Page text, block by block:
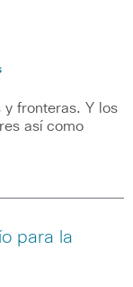
y fronteras. Y los
así como
para la